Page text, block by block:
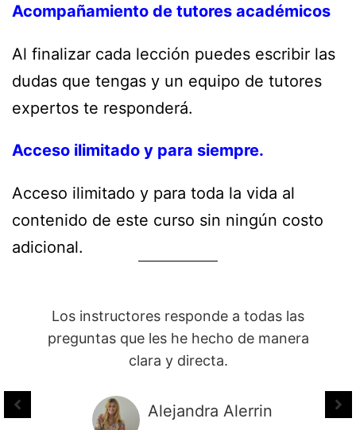
Acompañamiento de tutores académicos
Al finalizar cada lección puedes escribir las
dudas que tengas y un equipo de tutores
expertos te responderá.
Acceso ilimitado y para siempre.
Acceso ilimitado y para toda la vida al
contenido de este curso sin ningún costo
adicional.
Los cursos que ofrece el Diplomado están
enfocados en dar excelentes resultado en
las personas que atendemos.
Teresa Hernández